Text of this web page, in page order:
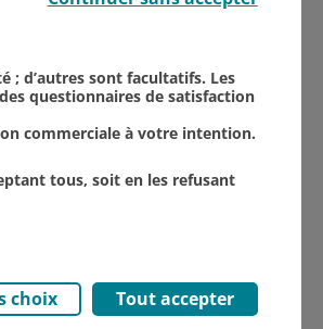
; d’autres sont facultatifs. Les
questionnaires de satisfaction
commerciale à votre intention.
tous, soit en les refusant
choix Tout accepter